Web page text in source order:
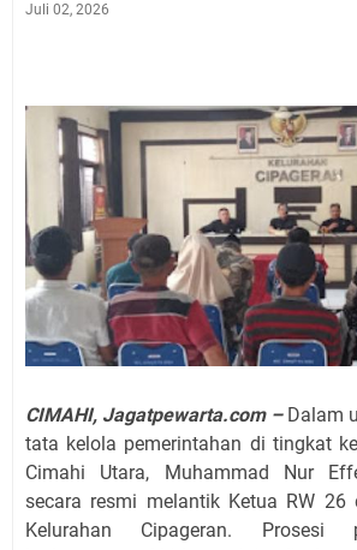
Juli 02, 2026
CIMAHI, Jagatpewarta.com – Dalam
tata kelola pemerintahan di tingkat
Cimahi Utara, Muhammad Nur
secara resmi melantik Ketua RW 26
Kelurahan Cipageran. Prosesi